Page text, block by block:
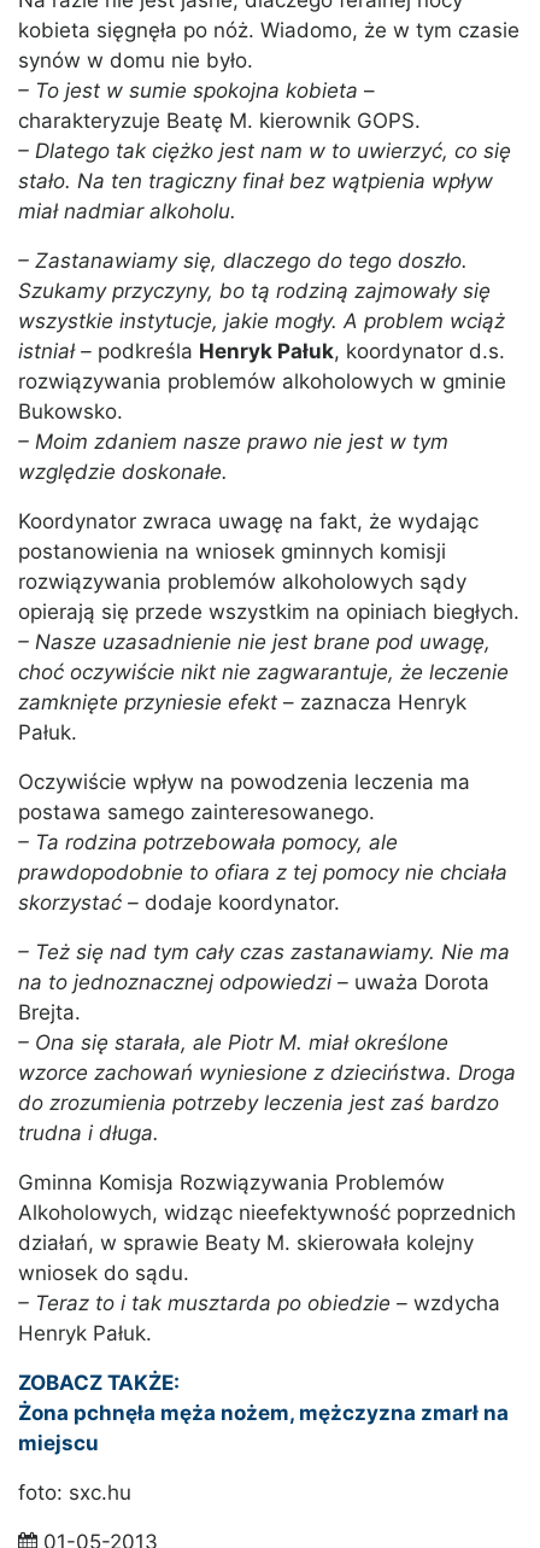
kobieta sięgnęła po nóż. Wiadomo, że w tym czasie
synów w domu nie było.
– To jest w sumie spokojna kobieta –
charakteryzuje Beatę M. kierownik GOPS.
– Dlatego tak ciężko jest nam w to uwierzyć, co się
stało. Na ten tragiczny finał bez wątpienia wpływ
miał nadmiar alkoholu.
– Zastanawiamy się, dlaczego do tego doszło.
Szukamy przyczyny, bo tą rodziną zajmowały się
wszystkie instytucje, jakie mogły. A problem wciąż
istniał – podkreśla Henryk Pałuk, koordynator d.s.
rozwiązywania problemów alkoholowych w gminie
Bukowsko.
– Moim zdaniem nasze prawo nie jest w tym
względzie doskonałe.
Koordynator zwraca uwagę na fakt, że wydając
postanowienia na wniosek gminnych komisji
rozwiązywania problemów alkoholowych sądy
opierają się przede wszystkim na opiniach biegłych.
– Nasze uzasadnienie nie jest brane pod uwagę,
choć oczywiście nikt nie zagwarantuje, że leczenie
zamknięte przyniesie efekt – zaznacza Henryk
Pałuk.
Oczywiście wpływ na powodzenia leczenia ma
postawa samego zainteresowanego.
– Ta rodzina potrzebowała pomocy, ale
prawdopodobnie to ofiara z tej pomocy nie chciała
skorzystać – dodaje koordynator.
– Też się nad tym cały czas zastanawiamy. Nie ma
na to jednoznacznej odpowiedzi – uważa Dorota
Brejta.
– Ona się starała, ale Piotr M. miał określone
wzorce zachowań wyniesione z dzieciństwa. Droga
do zrozumienia potrzeby leczenia jest zaś bardzo
trudna i długa.
Gminna Komisja Rozwiązywania Problemów
Alkoholowych, widząc nieefektywność poprzednich
działań, w sprawie Beaty M. skierowała kolejny
wniosek do sądu.
– Teraz to i tak musztarda po obiedzie – wzdycha
Henryk Pałuk.
ZOBACZ TAKŻE:
Żona pchnęła męża nożem, mężczyzna zmarł na
miejscu
foto: sxc.hu
01-05-2013